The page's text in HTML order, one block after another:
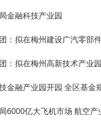
金融科技产业园
：拟在梅州建设广汽零部
：拟在梅州高新技术产业
金融产业园开园 全区基金
6000亿大飞机市场 航空产